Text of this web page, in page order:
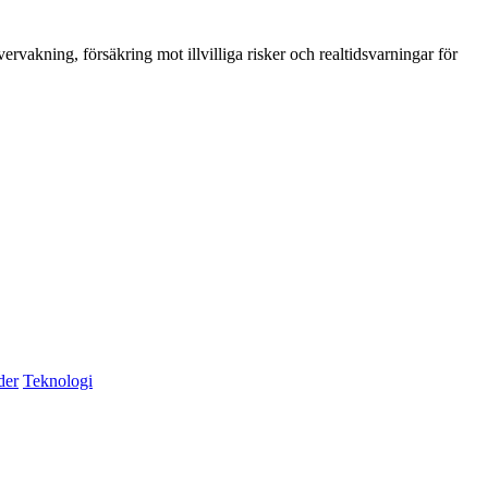
försäkring mot illvilliga risker och realtidsvarningar för
Teknologi